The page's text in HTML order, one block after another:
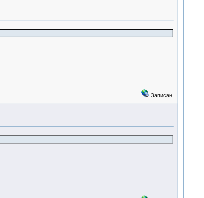
Записан